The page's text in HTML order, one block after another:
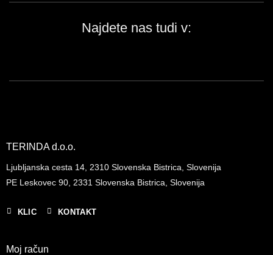
Najdete nas tudi v:
TERINDA d.o.o.
Ljubljanska cesta 14, 2310 Slovenska Bistrica, Slovenija
PE Leskovec 90, 2331 Slovenska Bistrica, Slovenija
KLIC KONTAKT
Moj račun